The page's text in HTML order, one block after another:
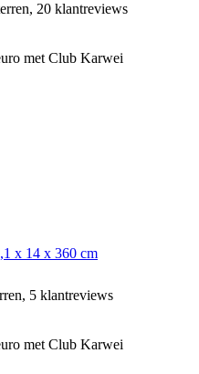
20 klantreviews
met Club Karwei
x 14 x 360 cm
5 klantreviews
met Club Karwei